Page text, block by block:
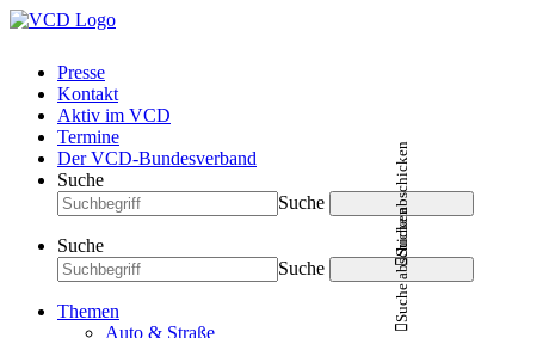
Presse
Kontakt
Aktiv im VCD
Termine
Der VCD-Bundesverband
Suche
Suche
Suche abschicken
Suche
Suche
Suche abschicken
Themen
Auto & Straße